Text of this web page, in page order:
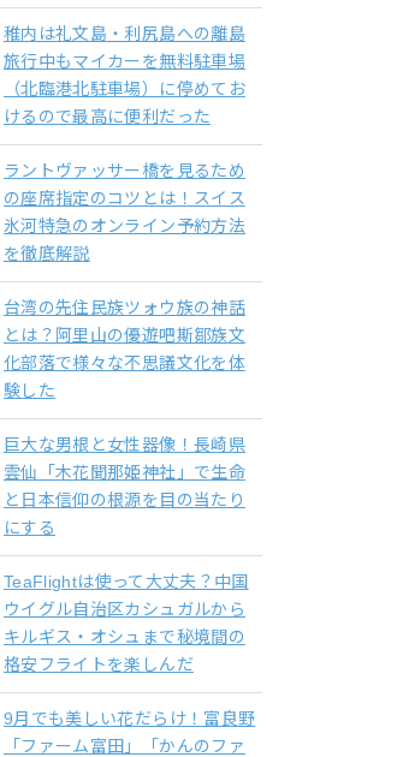
稚内は礼文島・利尻島への離島
旅行中もマイカーを無料駐車場
（北臨港北駐車場）に停めてお
けるので最高に便利だった
ラントヴァッサー橋を見るため
の座席指定のコツとは！スイス
氷河特急のオンライン予約方法
を徹底解説
台湾の先住民族ツォウ族の神話
とは？阿里山の優遊吧斯鄒族文
化部落で様々な不思議文化を体
験した
巨大な男根と女性器像！長崎県
雲仙「木花聞那姫神社」で生命
と日本信仰の根源を目の当たり
にする
TeaFlightは使って大丈夫？中国
ウイグル自治区カシュガルから
キルギス・オシュまで秘境間の
格安フライトを楽しんだ
9月でも美しい花だらけ！富良野
「ファーム富田」「かんのファ